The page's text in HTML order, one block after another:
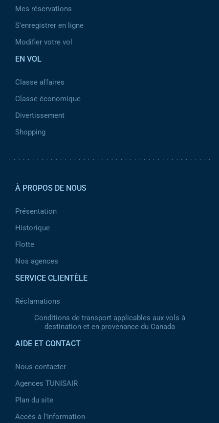
Mes réservations
S'enregistrer en ligne
Modifier votre vol
EN VOL
Classe affaires
Classe économique
Divertissement
Shopping
À PROPOS DE NOUS
Présentation
Historique
Flotte
Nos agences
SERVICE CLIENTÈLE
Réclamations
Conditions de transport applicables aux vols à
destination et en provenance du Canada
AIDE ET CONTACT
Nous contacter
Agences TUNISAIR
Plan du site
Accès à l’Information